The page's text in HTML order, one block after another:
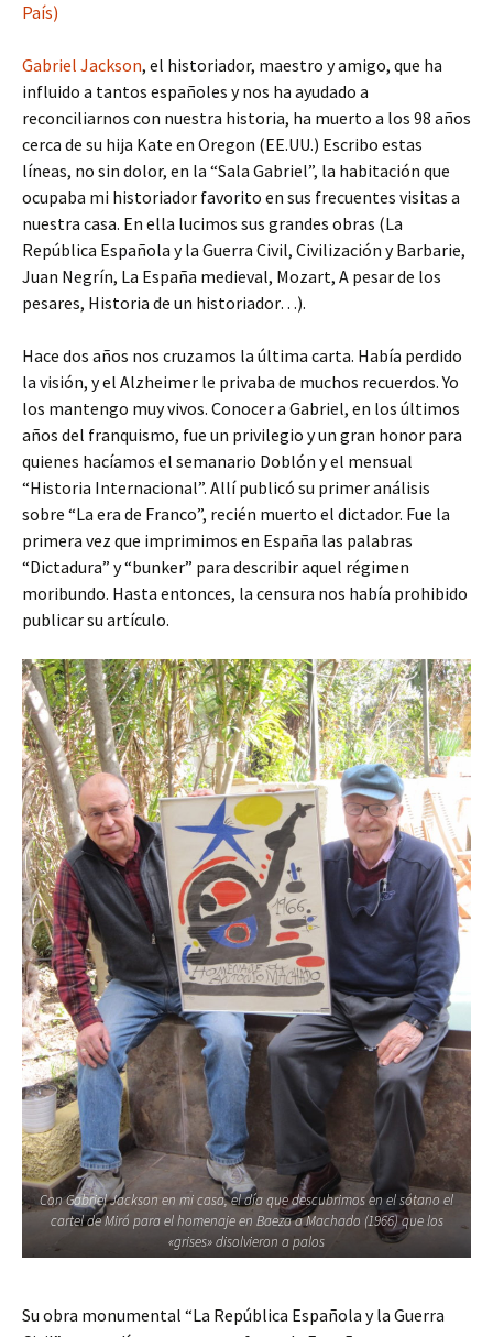
País)
Gabriel Jackson, el historiador, maestro y amigo, que ha
influido a tantos españoles y nos ha ayudado a
reconciliarnos con nuestra historia, ha muerto a los 98 años
cerca de su hija Kate en Oregon (EE.UU.) Escribo estas
líneas, no sin dolor, en la “Sala Gabriel”, la habitación que
ocupaba mi historiador favorito en sus frecuentes visitas a
nuestra casa. En ella lucimos sus grandes obras (La
República Española y la Guerra Civil, Civilización y Barbarie,
Juan Negrín, La España medieval, Mozart, A pesar de los
pesares, Historia de un historiador…).
Hace dos años nos cruzamos la última carta. Había perdido
la visión, y el Alzheimer le privaba de muchos recuerdos. Yo
los mantengo muy vivos. Conocer a Gabriel, en los últimos
años del franquismo, fue un privilegio y un gran honor para
quienes hacíamos el semanario Doblón y el mensual
“Historia Internacional”. Allí publicó su primer análisis
sobre “La era de Franco”, recién muerto el dictador. Fue la
primera vez que imprimimos en España las palabras
“Dictadura” y “bunker” para describir aquel régimen
moribundo. Hasta entonces, la censura nos había prohibido
publicar su artículo.
Con Gabriel Jackson en mi casa, el día que descubrimos en el sótano el
cartel de Miró para el homenaje en Baeza a Machado (1966) que los
«grises» disolvieron a palos
Su obra monumental “La República Española y la Guerra